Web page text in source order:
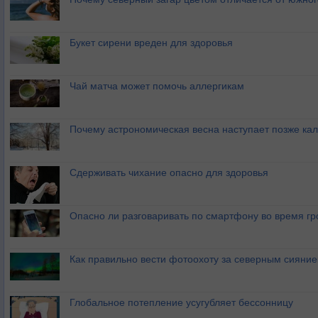
Букет сирени вреден для здоровья
Чай матча может помочь аллергикам
Почему астрономическая весна наступает позже
Сдерживать чихание опасно для здоровья
Опасно ли разговаривать по смартфону во время
Как правильно вести фотоохоту за северным
Глобальное потепление усугубляет бессонницу